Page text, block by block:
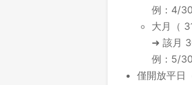
例：4/
大月（
➜ 該月
例：5/
僅開放平日